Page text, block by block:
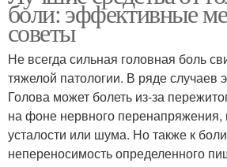
боли: эффективные
советы
Не всегда сильная головная боль
тяжелой патологии. В ряде случаев
Голова может болеть из-за
на фоне нервного перенапряжения,
усталости или шума. Но также к
непереносимость определенного